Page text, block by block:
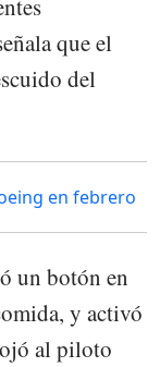
que el
del
en febrero
un botón en
y activó
al piloto